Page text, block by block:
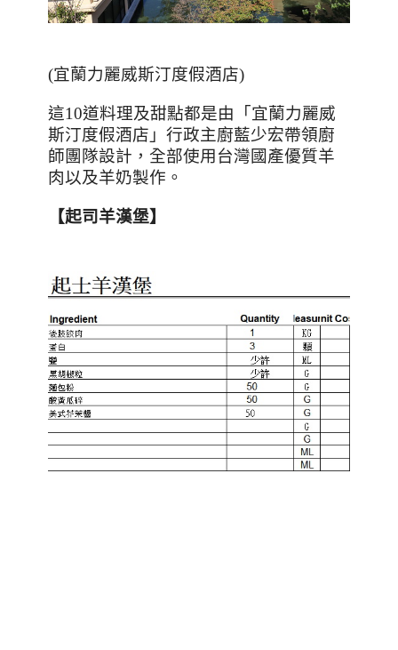
(宜蘭力麗威斯汀度假酒店)
這10道料理及甜點都是由「宜蘭力麗威
斯汀度假酒店」行政主廚藍少宏帶領廚
師團隊設計，全部使用台灣國產優質羊
肉以及羊奶製作。
【起司羊漢堡】